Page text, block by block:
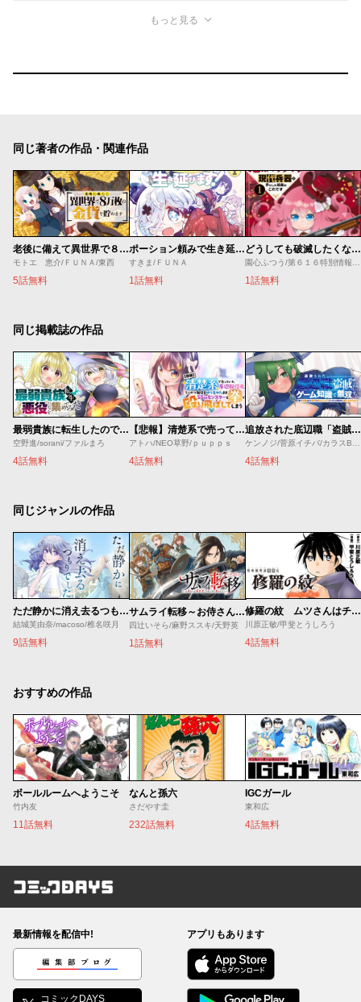
もっと見る
同じ著者の作品・関連作品
老後に備えて異世界で８万枚の金貨を貯めます
モトエ 恵介/ＦＵＮＡ/東西
5話無料
ポーション頼みで生き延びます！ ハナノとロッテのふたり旅
すきま/ＦＵＮＡ
1話無料
どうしても破滅したくない悪役令嬢が現代兵器を手にした結果がこれです
1話無料
同じ掲載誌の作品
最弱貴族に転生したので悪役たちを集めてみた
空野進/sorani/ファルまろ
4話無料
【悲報】清楚系で売っていた底辺配信者、うっかり配信を切り忘れたままSS級モンスターを拳で殴り飛ばしてしまう
アトハ/NEO草野/ｐｕｐｐｓ
4話無料
追放された底辺職「盗賊」はゲーム知識で無双する。一緒に召喚された先生も外れジョブだったけど効率的に成り上がります
ケンノジ/菅原イチバ/カラスBTK
4話無料
同じジャンルの作品
ただ静かに消え去るつもりでした
結城芙由奈/macoso/椎名咲月
9話無料
サムライ転移～お侍さんは異世界でもあんまり変わらない～
四辻いそら/麻野ススキ/天野英
1話無料
修羅の紋 ムツさんはチョー強い？！
川原正敏/甲斐とうしろう
4話無料
おすすめの作品
ボールルームへようこそ
竹内友
11話無料
なんと孫六
さだやす圭
232話無料
IGCガール
東和広
4話無料
コミックDAYS
最新情報を配信中!
編集部ブログ
コミックDAYS
アプリもあります